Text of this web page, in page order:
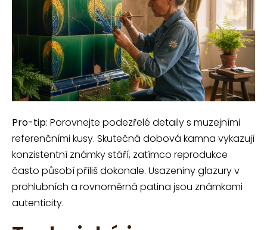
Pro-tip: Porovnejte podezřelé detaily s muzejními
referenčními kusy. Skutečná dobová kamna vykazují
konzistentní známky stáří, zatímco reprodukce
často působí příliš dokonale. Usazeniny glazury v
prohlubních a rovnoměrná patina jsou známkami
autenticity.